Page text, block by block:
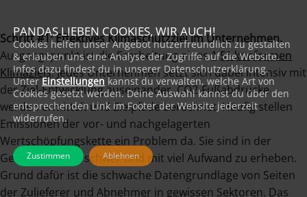
Schritt #1: Effektives Klimaschutzziel im Unternehmen.
Ausgangspunkt ist die Erarbeitung eines1,5°-konformen
Klimaziels. Jedes Unternehmen setzt sich dabei intensiv mit
der Ziel-Entwicklung auseinander. CO2-Fußabdrücke
werden ermittelt und Zielpfade berechnet. Häufig stellen
Emissionen der vor- und nachgelagerten
Wertschöpfungskette ein Problem da. Sie sind in der
Gesamtheit nur schwer und mit viel Aufwand zu erheben.
Grund dafür ist die schwache Datengrundlage von Seiten
der Zulieferer und Abnehmer in gewissen Sektoren. Das
PANDAS LIEBEN COOKIES, WIR AUCH!
Cookies helfen unser Angebot nutzerfreundlich zu gestalten
& erlauben uns eine Analyse der Zugriffe auf die Website.
Infos dazu findest du in unserer Datenschutzerklärung.
UnterEinstellungen kannst du verwalten, welche Art von
Cookies gesetzt werden. Deine Auswahl kannst du über den
entsprechenden Link im Footer der Website jederzeit
widerrufen.
Zustimmen Ablehnen